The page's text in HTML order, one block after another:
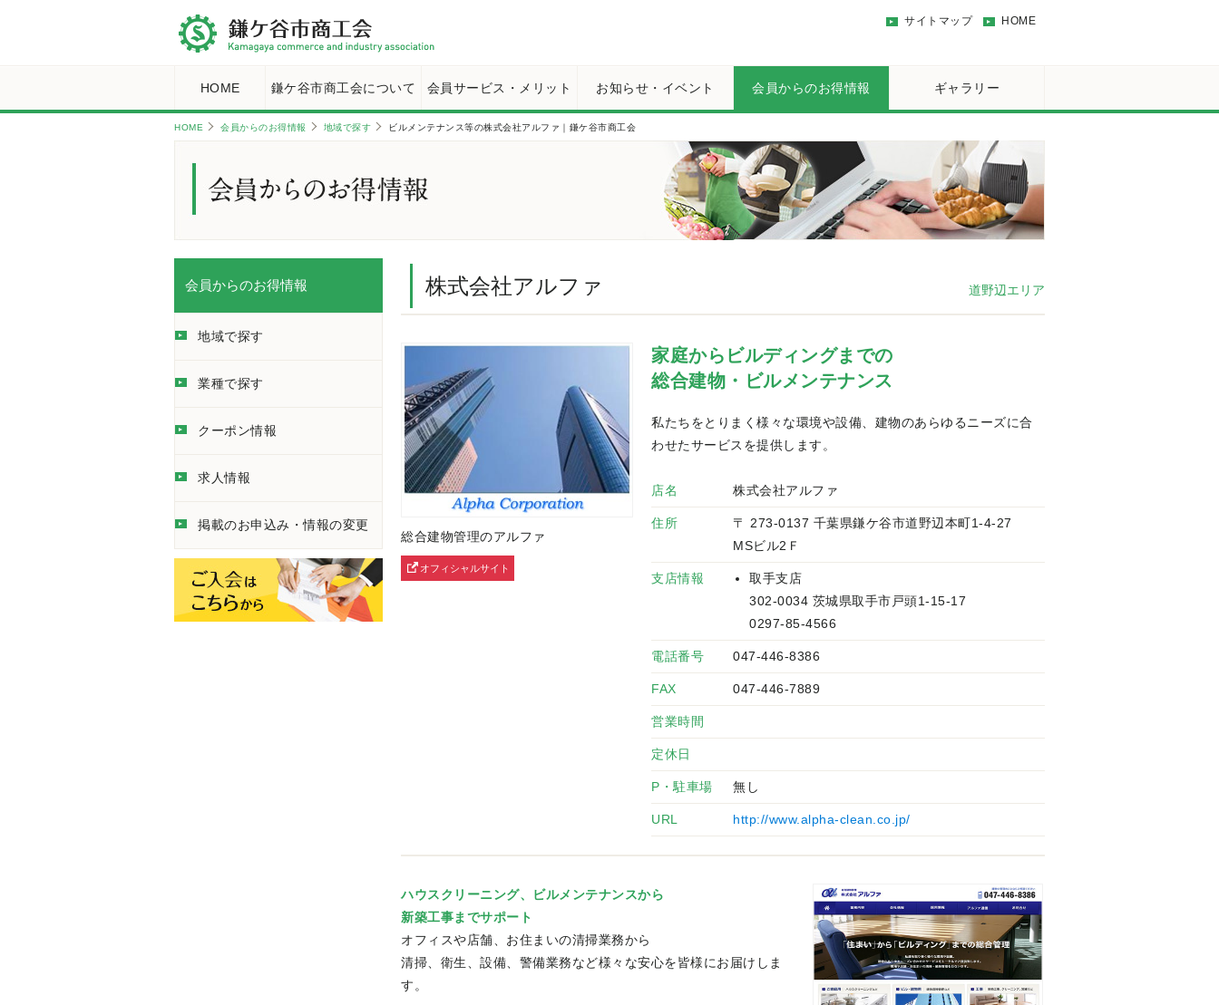
HOME
サイトマップ
HOME 鎌ケ谷市商工会について 会員サービス・メリット お知らせ・イベント 会員からのお得情報 ギャラリー
HOME 会員からのお得情報 地域で探す ビルメンテナンス等の株式会社アルファ｜鎌ケ谷市商工会
会員からのお得情報
地域で探す
業種で探す
クーポン情報
求人情報
掲載のお申込み・情報の変更
株式会社アルファ 道野辺エリア
総合建物管理のアルファ
オフィシャルサイト
家庭からビルディングまでの
総合建物・ビルメンテナンス
私たちをとりまく様々な環境や設備、建物のあらゆるニーズに合
わせたサービスを提供します。
店名 株式会社アルファ
住所
〒 273-0137 千葉県鎌ケ谷市道野辺本町1-4-27
MSビル2Ｆ
支店情報
取手支店
302-0034 茨城県取手市戸頭1-15-17
0297-85-4566
電話番号 047-446-8386
FAX 047-446-7889
営業時間
定休日
P・駐車場 無し
URL http://www.alpha-clean.co.jp/
ハウスクリーニング、ビルメンテナンスから
新築工事までサポート
オフィスや店舗、お住まいの清掃業務から
清掃、衛生、設備、警備業務など様々な安心を皆様にお届けしま
す。